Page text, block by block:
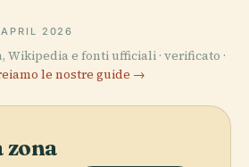
APRIL 2026
Wikipedia e fonti ufficiali · verificato ·
le nostre guide →
zona